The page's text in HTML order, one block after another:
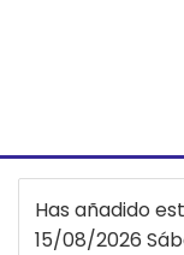
Has añadido
15/08/2026